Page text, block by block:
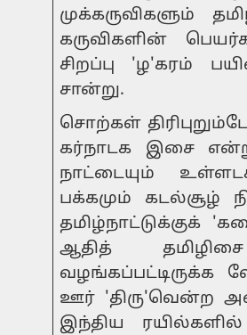
முக்கருவிகளும்
கருவிகளின்
சிறப்பு 'ழ'கரம்
சான்று.
சொற்கள்
கர்நாடக இசை
நாட்டையும்
பக்கமும் கடல்சூழ்
தமிழ்நாட்டுக்குக்
ஆதித்
வழங்கப்பட்டிருக்க
ஊர் 'திரு'வென்ற
இந்திய ரயில்களில்